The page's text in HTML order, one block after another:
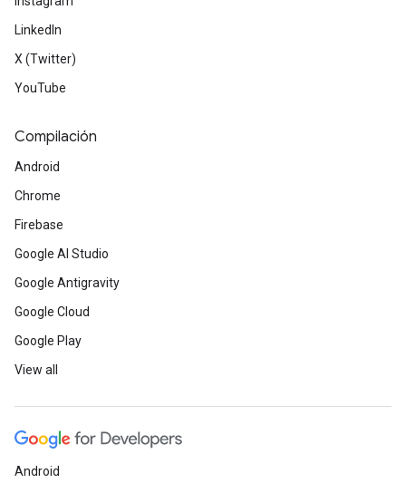
LinkedIn
X (Twitter)
YouTube
Compilación
Android
Chrome
Firebase
Google AI Studio
Google Antigravity
Google Cloud
Google Play
View all
Android